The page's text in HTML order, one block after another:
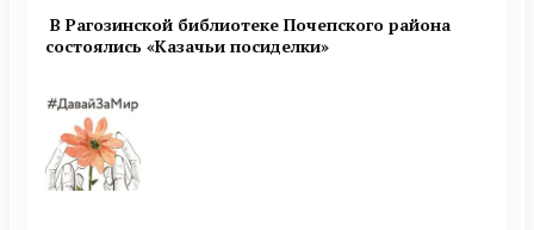
В Рагозинской библиотеке Почепского района
состоялись «Казачьи посиделки»